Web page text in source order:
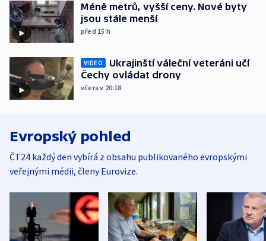
Méně metrů, vyšší ceny. Nové byty
jsou stále menší
před 15 h
VIDEO
Ukrajinští váleční veteráni učí
Čechy ovládat drony
včera v 20:18
Evropský pohled
ČT24 každý den vybírá z obsahu publikovaného evropskými
veřejnými médii, členy Eurovize.